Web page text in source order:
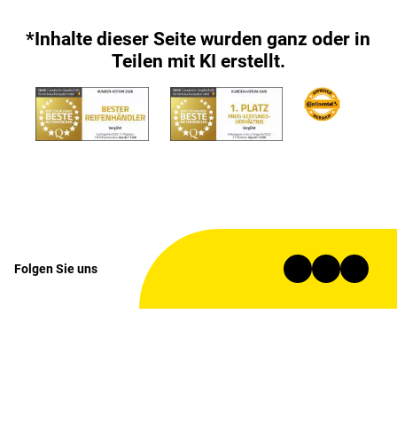
*Inhalte dieser Seite wurden ganz oder in
Teilen mit KI erstellt.
Folgen Sie uns